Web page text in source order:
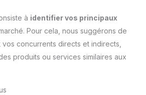
à identifier vos principaux
Pour cela, nous suggérons de
concurrents directs et indirects,
produits ou services similaires aux